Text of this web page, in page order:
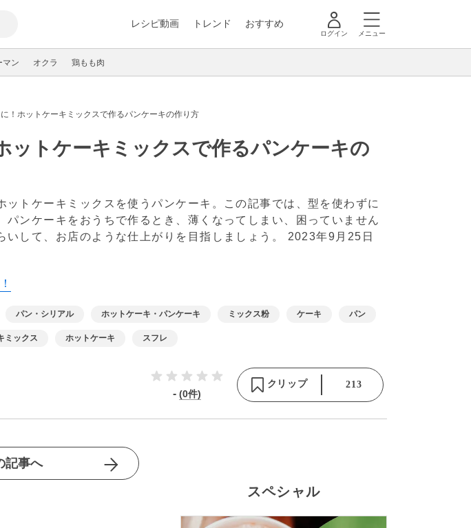
レシピ動画 トレンド おすすめ
ログイン メニュー
マン オクラ 鶏もも肉
！ホットケーキミックスで作るパンケーキの作り方
ットケーキミックスで作るパンケーキの
ットケーキミックスを使うパンケーキ。この記事では、型を使わずに
パンケーキをおうちで作るとき、薄くなってしまい、困っていません
いして、お店のような仕上がりを目指しましょう。 2023年9月25日
パン・シリアル ホットケーキ・パンケーキ ミックス粉 ケーキ パン
ミックス ホットケーキ スフレ
- (0件)
クリップ 213
記事へ
スペシャル